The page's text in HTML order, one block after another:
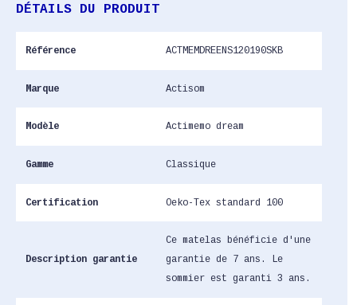
DÉTAILS DU PRODUIT
Référence ACTMEMDREENS120190SKB
Marque Actisom
Modèle Actimemo dream
Gamme Classique
Certification Oeko-Tex standard 100
Description garantie
Ce matelas bénéficie d'une
garantie de 7 ans. Le
sommier est garanti 3 ans.